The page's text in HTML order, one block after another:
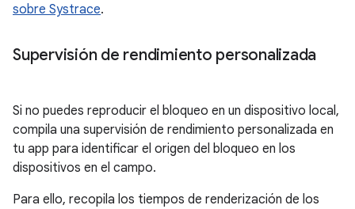
sobre Systrace.
Supervisión de rendimiento personalizada
Si no puedes reproducir el bloqueo en un dispositivo local,
compila una supervisión de rendimiento personalizada en
tu app para identificar el origen del bloqueo en los
dispositivos en el campo.
Para ello, recopila los tiempos de renderización de los